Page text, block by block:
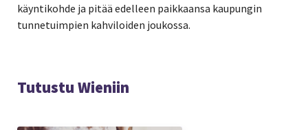
käyntikohde ja pitää edelleen paikkaansa kaupungin
tunnetuimpien kahviloiden joukossa.
Tutustu Wieniin